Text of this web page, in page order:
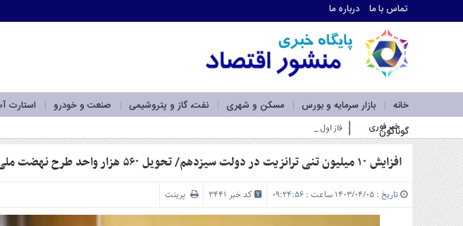
تماس با ما درباره ما
خانه بازار سرمایه و بورس مسکن و شهری نفت، گاز و پتروشیمی صنعت و خودرو استارت
گوناگون
ما
درباره
سرویس
ها
خانه
بازار
سرمایه
و
خبر فوری فاز اول نیروگاه خورشیدی بهبهان فولاد خوزستان در آستانه بهره‌برداری_
افزایش ۱۰ میلیون تنی ترانزیت در دولت سیزدهم/ تحویل ۵۶۰ هزار واحد طرح نهضت ملی مسکن به مردم
تاریخ : ۱۴۰۳/۰۴/۰۵ ساعت : ۰۹:۲۴:۵۶ کد خبر 3441 پرینت